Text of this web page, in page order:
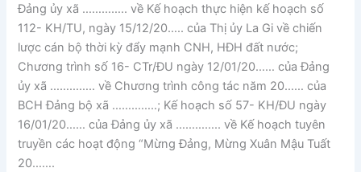
Đảng ủy xã ………….. về Kế hoạch thực hiện kế hoạch số
112- KH/TU, ngày 15/12/20….. của Thị ủy La Gi về chiến
lược cán bộ thời kỳ đẩy mạnh CNH, HĐH đất nước;
Chương trình số 16- CTr/ĐU ngày 12/01/20…… của Đảng
ủy xã ………….. về Chương trình công tác năm 20…… của
BCH Đảng bộ xã …………..; Kế hoạch số 57- KH/ĐU ngày
16/01/20…… của Đảng ủy xã ………….. về Kế hoạch tuyên
truyền các hoạt động “Mừng Đảng, Mừng Xuân Mậu Tuất
20…….